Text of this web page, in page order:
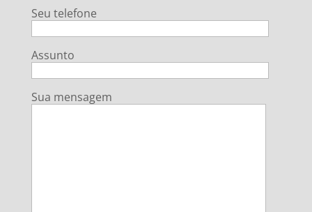
Seu telefone
Assunto
Sua mensagem